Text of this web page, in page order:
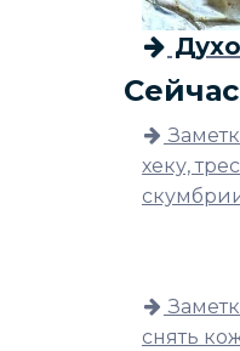
хеку,
снять